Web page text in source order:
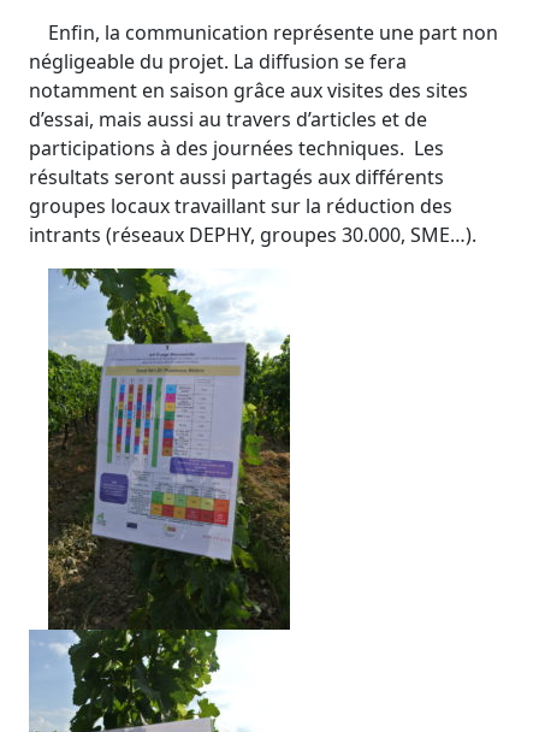
Enfin, la communication représente une part non
négligeable du projet. La diffusion se fera
notamment en saison grâce aux visites des sites
d’essai, mais aussi au travers d’articles et de
participations à des journées techniques. Les
résultats seront aussi partagés aux différents
groupes locaux travaillant sur la réduction des
intrants (réseaux DEPHY, groupes 30.000, SME…).